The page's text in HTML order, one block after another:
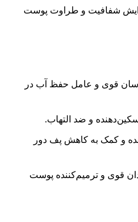
شفافیت و طراوت پوست
قوی و عامل حفظ آب در
و ضد التهاب.
و کمک به کاهش پف دور
قوی و ترمیم‌کننده پوست